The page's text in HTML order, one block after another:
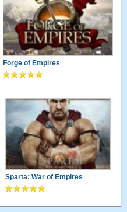
Forge of Empires
Sparta: War of Empires